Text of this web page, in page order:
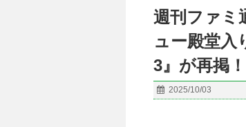
週刊ファミ
ュー殿堂入
3』が再掲！
2025/10/03